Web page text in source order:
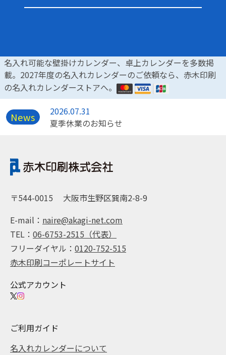
名入れ可能な壁掛けカレンダー、卓上カレンダーを多数掲
載。2027年度の名入れカレンダーのご依頼なら、赤木印刷
の名入れカレンダーストアへ。
News
2026.07.31
夏季休業のお知らせ
〒544-0015
大阪市生野区巽南2-8-9
E-mail： naire@akagi-net.com
TEL： 06-6753-2515（代表）
フリーダイヤル： 0120-752-515
赤木印刷コーポレートサイト
公式アカウント
ご利用ガイド
名入れカレンダーについて